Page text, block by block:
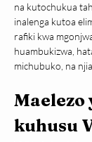
na kutochukua
inalenga kutoa
rafiki kwa
huambukizwa,
michubuko, na
Maelezo
kuhusu